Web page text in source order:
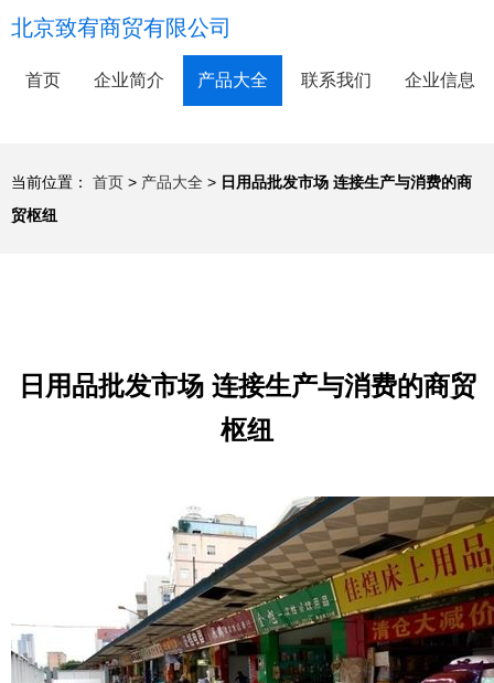
北京致宥商贸有限公司
首页 企业简介 产品大全 联系我们 企业信息
当前位置： 首页 > 产品大全 > 日用品批发市场 连接生产与消费的商
贸枢纽
日用品批发市场 连接生产与消费的商贸
枢纽